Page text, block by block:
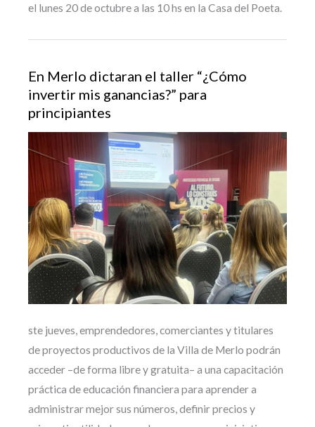
el lunes 20 de octubre a las 10 hs en la Casa del Poeta.
En Merlo dictaran el taller “¿Cómo
invertir mis ganancias?” para
principiantes
ste jueves, emprendedores, comerciantes y titulares
de proyectos productivos de la Villa de Merlo podrán
acceder –de forma libre y gratuita– a una capacitación
práctica de educación financiera para aprender a
administrar mejor sus números, definir precios y